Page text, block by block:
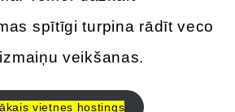
spītīgi turpina rādīt veco
veikšanas.
vietnes hostings